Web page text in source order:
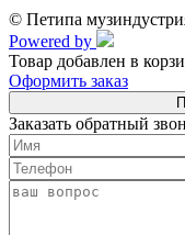
© Петипа
Powered by
Товар добавлен в
Оформить заказ
Заказать обратный